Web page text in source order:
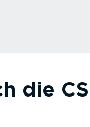
die